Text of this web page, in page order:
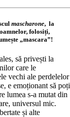
mascharone, la
folosiți,
„mascara”!
să privești la
care le
vechi ale perdelelor
e emoționant să poți
lumea s-a mutat din
universul mic.
și alte